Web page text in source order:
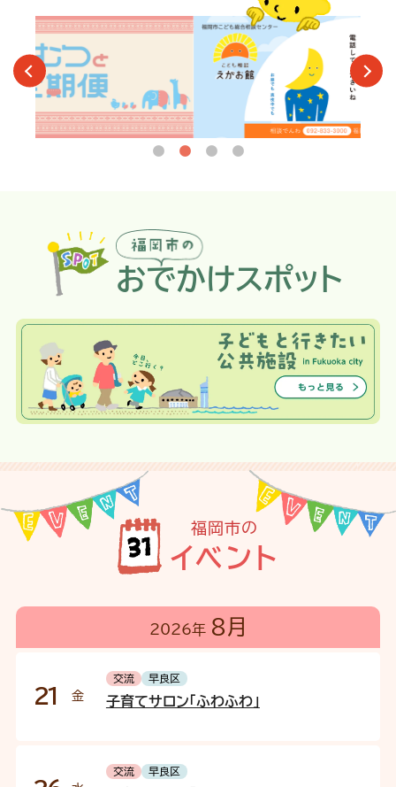
おでかけスポット
福岡市の
イベント
2026年 8月
21 金
交流 早良区
子育てサロン「ふわふわ」
交流 早良区